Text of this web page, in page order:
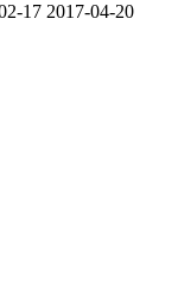
17 2017-04-20